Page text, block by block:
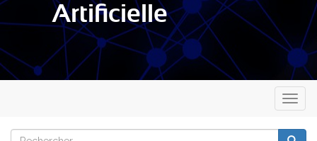
Artificielle
Rechercher